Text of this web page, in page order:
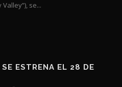
se...
SE ESTRENA EL 28 DE